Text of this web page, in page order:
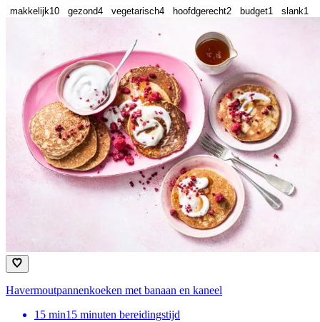
makkelijk10 gezond4 vegetarisch4 hoofdgerecht2 budget1 slank1
Havermoutpannenkoeken met banaan en kaneel
15 min15 minuten bereidingstijd